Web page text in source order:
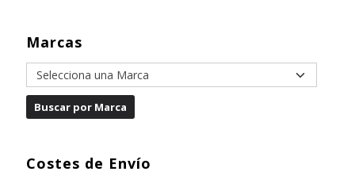
Marcas
Costes de Envío